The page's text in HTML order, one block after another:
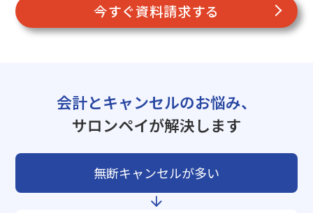
今すぐ資料請求する
会計とキャンセルのお悩み、
サロンペイが解決します
無断キャンセルが多い